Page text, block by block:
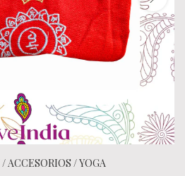
/ACCESORIOS /YOGA